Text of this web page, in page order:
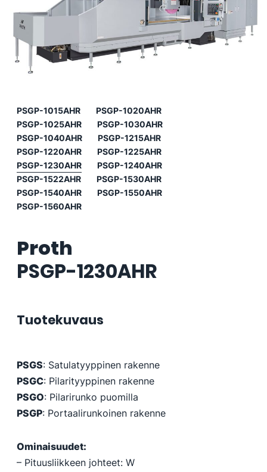
PSGP-1015AHR
PSGP-1020AHR
PSGP-1025AHR
PSGP-1030AHR
PSGP-1040AHR
PSGP-1215AHR
PSGP-1220AHR
PSGP-1225AHR
PSGP-1230AHR
PSGP-1240AHR
PSGP-1522AHR
PSGP-1530AHR
PSGP-1540AHR
PSGP-1550AHR
PSGP-1560AHR
Proth
PSGP-1230AHR
Tuotekuvaus
PSGS: Satulatyyppinen rakenne
PSGC: Pilarityyppinen rakenne
PSGO: Pilarirunko puomilla
PSGP: Portaalirunkoinen rakenne
Ominaisuudet:
– Pituusliikkeen johteet: W